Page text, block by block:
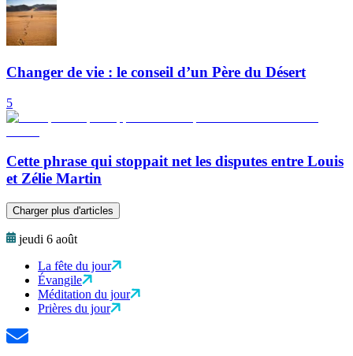
Changer de vie : le conseil d’un Père du Désert
5
Cette phrase qui stoppait net les disputes entre Louis
et Zélie Martin
Charger plus d'articles
jeudi 6 août
La fête du jour
Évangile
Méditation du jour
Prières du jour